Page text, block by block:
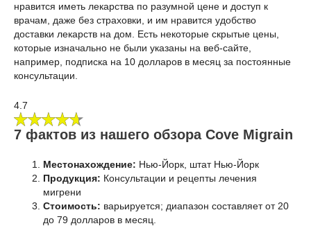
нравится иметь лекарства по разумной цене и доступ к
врачам, даже без страховки, и им нравится удобство
доставки лекарств на дом. Есть некоторые скрытые цены,
которые изначально не были указаны на веб-сайте,
например, подписка на 10 долларов в месяц за постоянные
консультации.
4.7
7 фактов из нашего обзора Cove Migrain
Местонахождение: Нью-Йорк, штат Нью-Йорк
Продукция: Консультации и рецепты лечения
мигрени
Стоимость: варьируется; диапазон составляет от 20
до 79 долларов в месяц.